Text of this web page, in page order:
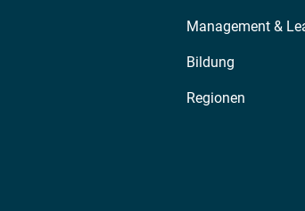
Management &
Bildung
Regionen